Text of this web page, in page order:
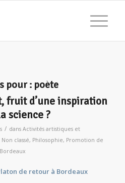
pour : poète
fruit d’une inspiration
science ?
/ dans Activités artistiques et
Non classé, Philosophie, Promotion de
Bordeaux
de retour à Bordeaux